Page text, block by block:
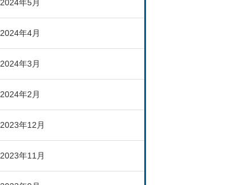
2024年5月
2024年4月
2024年3月
2024年2月
2023年12月
2023年11月